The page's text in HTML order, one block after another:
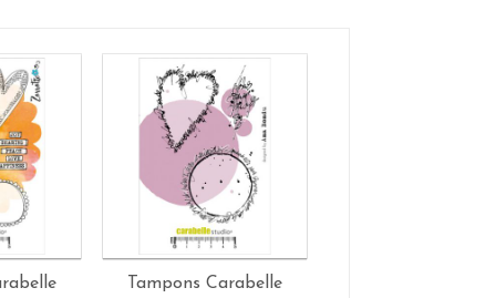
Tampons Carabelle